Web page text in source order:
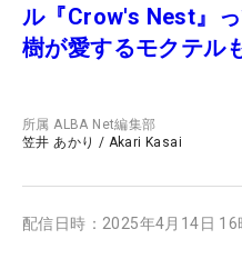
ル『Crow's Nest』
樹が愛するモクテル
所属ALBA Net編集部
笠井 あかり / Akari Kasai
配信日時： 2025年4月14日 16